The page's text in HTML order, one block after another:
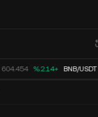
BNB/USDT
‮+‭2.14‬%‬
604.454